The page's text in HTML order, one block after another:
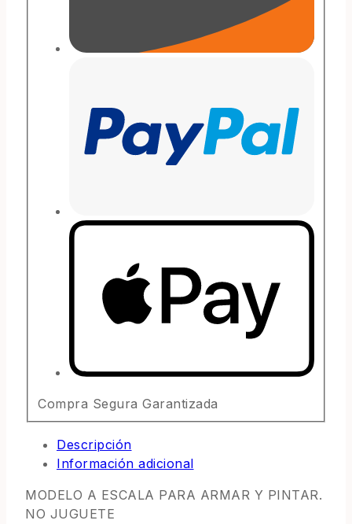
Compra Segura Garantizada
Descripción
Información adicional
MODELO A ESCALA PARA ARMAR Y PINTAR.
NO JUGUETE